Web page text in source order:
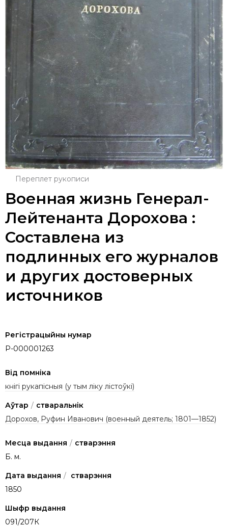
Переплет рукописи
Военная жизнь Генерал-
Лейтенанта Дорохова :
Составлена из
подлинных его журналов
и других достоверных
источников
Регістрацыйны нумар
P-000001263
Від помніка
кнігі рукапісныя (у тым ліку лістоўкі)
Аўтар / стваральнік
Дорохов, Руфин Иванович (военный деятель; 1801—1852)
Месца выдання / стварэння
Б. м.
Дата выдання / стварэння
1850
Шыфр выдання
091/207К